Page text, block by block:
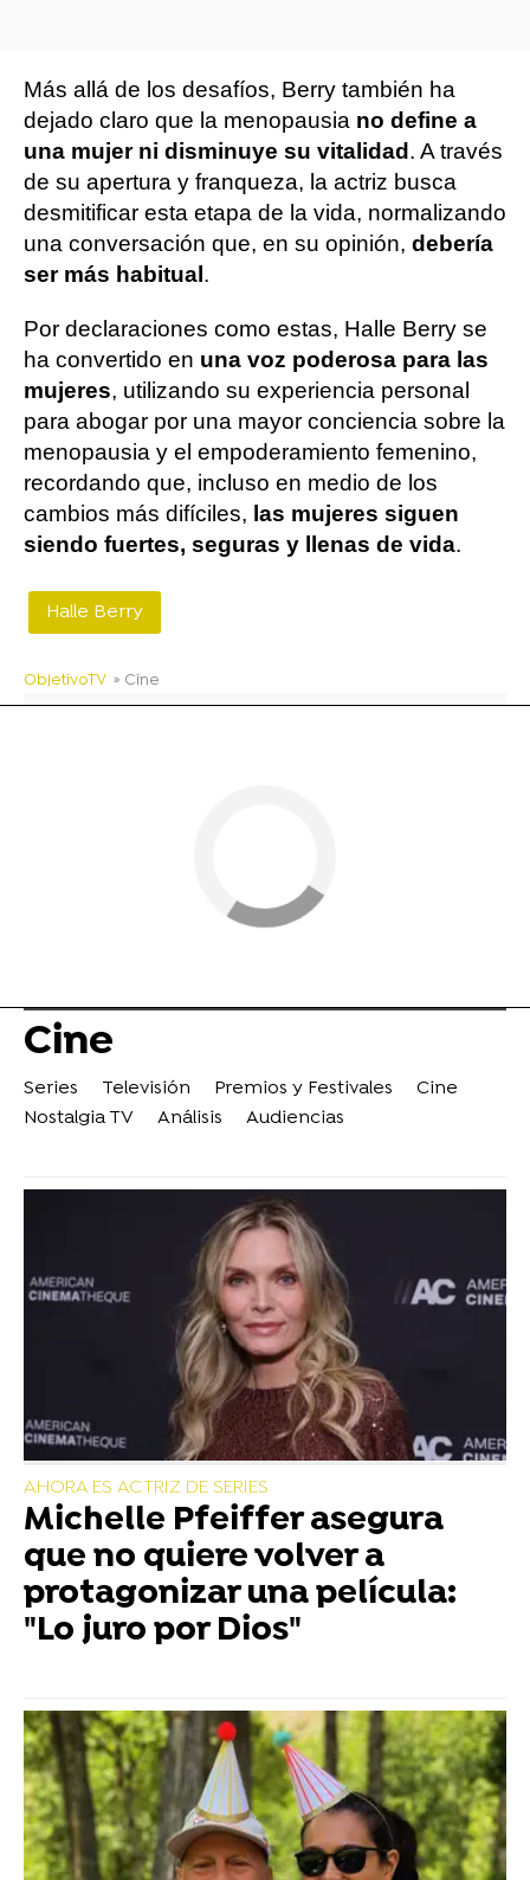
Más allá de los desafíos, Berry también ha
dejado claro que la menopausia no define a
una mujer ni disminuye su vitalidad. A través
de su apertura y franqueza, la actriz busca
desmitificar esta etapa de la vida, normalizando
una conversación que, en su opinión, debería
ser más habitual.
Por declaraciones como estas, Halle Berry se
ha convertido en una voz poderosa para las
mujeres, utilizando su experiencia personal
para abogar por una mayor conciencia sobre la
menopausia y el empoderamiento femenino,
recordando que, incluso en medio de los
cambios más difíciles, las mujeres siguen
siendo fuertes, seguras y llenas de vida.
Halle Berry
ObjetivoTV » Cine
Cine
Series Televisión Premios y Festivales
Cine
Nostalgia TV
Análisis Audiencias
AHORA ES ACTRIZ DE SERIES
Michelle Pfeiffer asegura
que no quiere volver a
protagonizar una película:
"Lo juro por Dios"